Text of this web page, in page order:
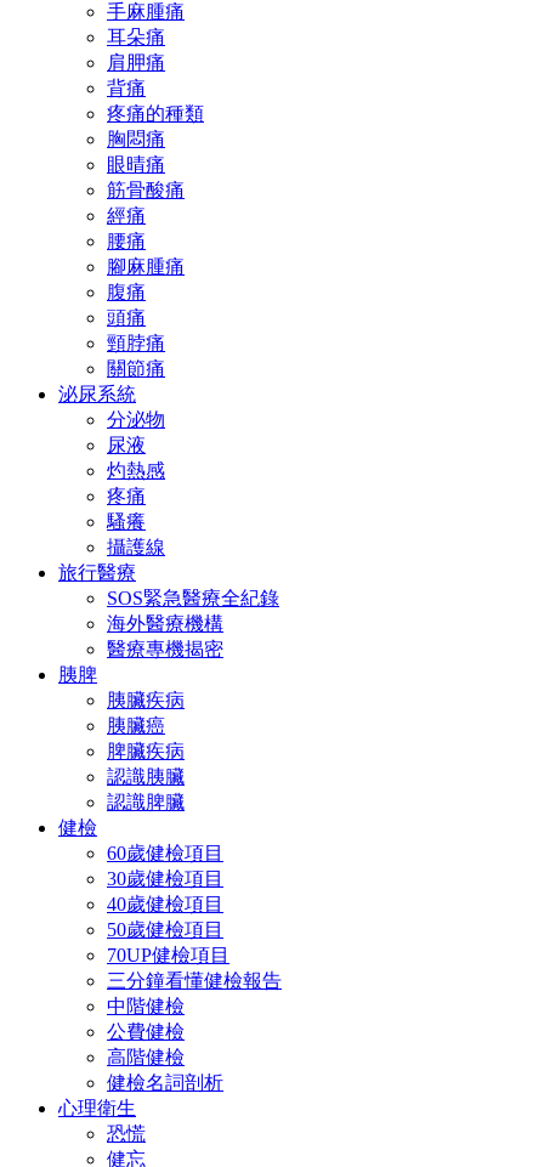
手麻腫痛
耳朵痛
肩胛痛
背痛
疼痛的種類
胸悶痛
眼晴痛
筋骨酸痛
經痛
腰痛
腳麻腫痛
腹痛
頭痛
頸脖痛
關節痛
泌尿系統
分泌物
尿液
灼熱感
疼痛
騷癢
攝護線
旅行醫療
SOS緊急醫療全紀錄
海外醫療機構
醫療專機揭密
胰脾
胰臟疾病
胰臟癌
脾臟疾病
認識胰臟
認識脾臟
健檢
60歲健檢項目
30歲健檢項目
40歲健檢項目
50歲健檢項目
70UP健檢項目
三分鐘看懂健檢報告
中階健檢
公費健檢
高階健檢
健檢名詞剖析
心理衛生
恐慌
健忘